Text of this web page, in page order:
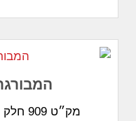
המבורגר
מק״ט 909 חלק